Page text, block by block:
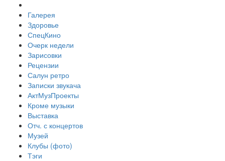
Галерея
Здоровье
СпецКино
Очерк недели
Зарисовки
Рецензии
Салун ретро
Записки звукача
АктМузПроекты
Кроме музыки
Выставка
Отч. с концертов
Музей
Клубы (фото)
Тэги